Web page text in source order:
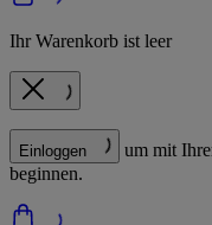
Ihr Warenkorb ist leer
Einloggen
um mit
beginnen.